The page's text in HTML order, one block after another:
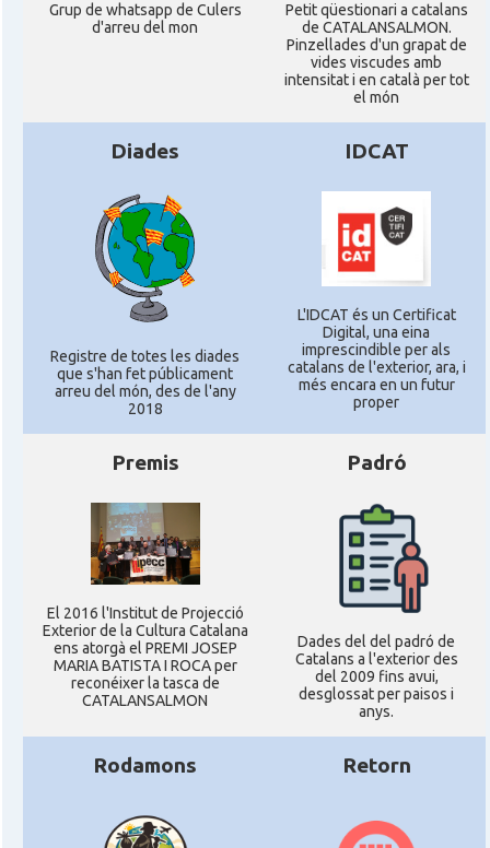
Grup de whatsapp de Culers
d'arreu del mon
Petit qüestionari a catalans
de CATALANSALMON.
Pinzellades d'un grapat de
vides viscudes amb
intensitat i en català per tot
el món
Diades
Registre de totes les diades
que s'han fet públicament
arreu del món, des de l'any
2018
IDCAT
L'IDCAT és un Certificat
Digital, una eina
imprescindible per als
catalans de l'exterior, ara, i
més encara en un futur
proper
Premis
El 2016 l'Institut de Projecció
Exterior de la Cultura Catalana
ens atorgà el PREMI JOSEP
MARIA BATISTA I ROCA per
reconéixer la tasca de
CATALANSALMON
Padró
Dades del del padró de
Catalans a l'exterior des
del 2009 fins avui,
desglossat per paisos i
anys.
Rodamons Retorn